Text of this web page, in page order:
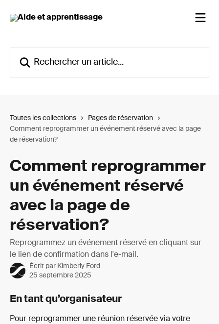
Toutes les collections
Pages de réservation
Comment reprogrammer un événement réservé avec la page
de réservation?
Comment reprogrammer
un événement réservé
avec la page de
réservation?
Reprogrammez un événement réservé en cliquant sur
le lien de confirmation dans l'e-mail.
Écrit par Kimberly Ford
25 septembre 2025
En tant qu’organisateur
Pour reprogrammer une réunion réservée via votre